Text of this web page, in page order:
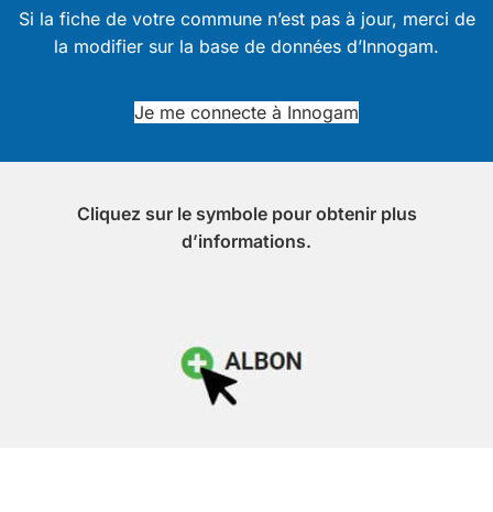
Si la fiche de votre commune n’est pas à jour, merci de
la modifier sur la base de données d’Innogam.
Je me connecte à Innogam
Cliquez sur le symbole pour obtenir plus
d’informations.